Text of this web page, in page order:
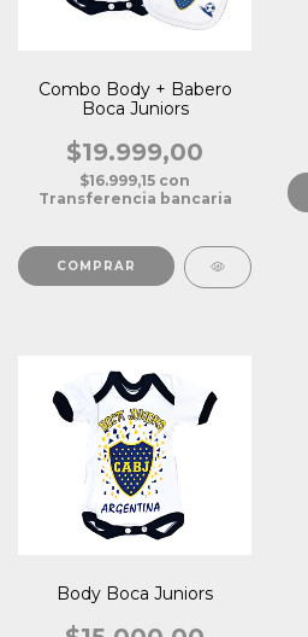
Combo Body + Babero
Boca Juniors
$19.999,00
$16.999,15 con
Transferencia bancaria
COMPRAR
Body Boca Juniors